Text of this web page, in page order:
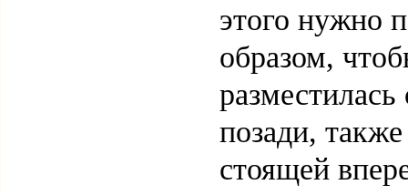
этого нужно
образом,
позади,
стоящей